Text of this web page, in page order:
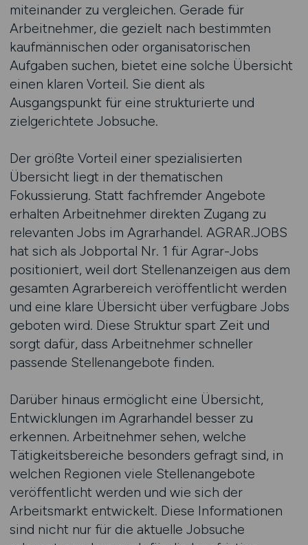
miteinander zu vergleichen. Gerade für
Arbeitnehmer, die gezielt nach bestimmten
kaufmännischen oder organisatorischen
Aufgaben suchen, bietet eine solche Übersicht
einen klaren Vorteil. Sie dient als
Ausgangspunkt für eine strukturierte und
zielgerichtete Jobsuche.
Der größte Vorteil einer spezialisierten
Übersicht liegt in der thematischen
Fokussierung. Statt fachfremder Angebote
erhalten Arbeitnehmer direkten Zugang zu
relevanten Jobs im Agrarhandel. AGRAR.JOBS
hat sich als Jobportal Nr. 1 für Agrar-Jobs
positioniert, weil dort Stellenanzeigen aus dem
gesamten Agrarbereich veröffentlicht werden
und eine klare Übersicht über verfügbare Jobs
geboten wird. Diese Struktur spart Zeit und
sorgt dafür, dass Arbeitnehmer schneller
passende Stellenangebote finden.
Darüber hinaus ermöglicht eine Übersicht,
Entwicklungen im Agrarhandel besser zu
erkennen. Arbeitnehmer sehen, welche
Tätigkeitsbereiche besonders gefragt sind, in
welchen Regionen viele Stellenangebote
veröffentlicht werden und wie sich der
Arbeitsmarkt entwickelt. Diese Informationen
sind nicht nur für die aktuelle Jobsuche